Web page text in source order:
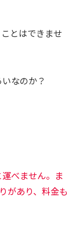
とはできませ
なのか？
べません。ま
があり、料金も